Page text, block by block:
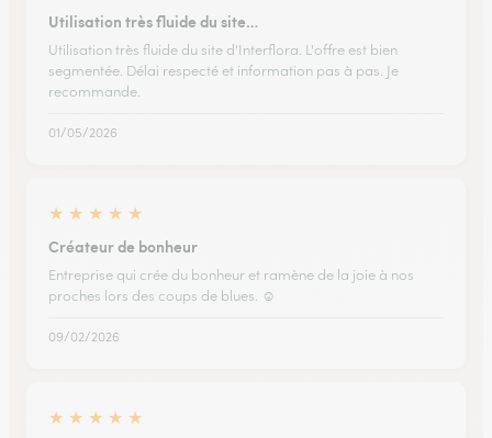
Utilisation très fluide du site…
Utilisation très fluide du site d'Interflora. L'offre est bien
segmentée. Délai respecté et information pas à pas. Je
recommande.
01/05/2026
★ ★ ★ ★ ★
Créateur de bonheur
Entreprise qui crée du bonheur et ramène de la joie à nos
proches lors des coups de blues. ☺️
09/02/2026
★ ★ ★ ★ ★